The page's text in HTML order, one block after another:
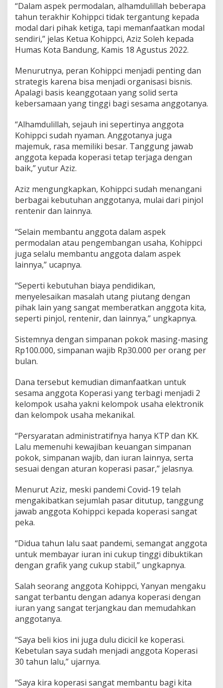
“Dalam aspek permodalan, alhamdulillah beberapa
tahun terakhir Kohippci tidak tergantung kepada
modal dari pihak ketiga, tapi memanfaatkan modal
sendiri,” jelas Ketua Kohippci, Aziz Soleh kepada
Humas Kota Bandung, Kamis 18 Agustus 2022.
Menurutnya, peran Kohippci menjadi penting dan
strategis karena bisa menjadi organisasi bisnis.
Apalagi basis keanggotaan yang solid serta
kebersamaan yang tinggi bagi sesama anggotanya.
“Alhamdulillah, sejauh ini sepertinya anggota
Kohippci sudah nyaman. Anggotanya juga
majemuk, rasa memiliki besar. Tanggung jawab
anggota kepada koperasi tetap terjaga dengan
baik,” yutur Aziz.
Aziz mengungkapkan, Kohippci sudah menangani
berbagai kebutuhan anggotanya, mulai dari pinjol
rentenir dan lainnya.
“Selain membantu anggota dalam aspek
permodalan atau pengembangan usaha, Kohippci
juga selalu membantu anggota dalam aspek
lainnya,” ucapnya.
“Seperti kebutuhan biaya pendidikan,
menyelesaikan masalah utang piutang dengan
pihak lain yang sangat memberatkan anggota kita,
seperti pinjol, rentenir, dan lainnya,” ungkapnya.
Sistemnya dengan simpanan pokok masing-masing
Rp100.000, simpanan wajib Rp30.000 per orang per
bulan.
Dana tersebut kemudian dimanfaatkan untuk
sesama anggota Koperasi yang terbagi menjadi 2
kelompok usaha yakni kelompok usaha elektronik
dan kelompok usaha mekanikal.
“Persyaratan administratifnya hanya KTP dan KK.
Lalu memenuhi kewajiban keuangan simpanan
pokok, simpanan wajib, dan iuran lainnya, serta
sesuai dengan aturan koperasi pasar,” jelasnya.
Menurut Aziz, meski pandemi Covid-19 telah
mengakibatkan sejumlah pasar ditutup, tanggung
jawab anggota Kohippci kepada koperasi sangat
peka.
“Didua tahun lalu saat pandemi, semangat anggota
untuk membayar iuran ini cukup tinggi dibuktikan
dengan grafik yang cukup stabil,” ungkapnya.
Salah seorang anggota Kohippci, Yanyan mengaku
sangat terbantu dengan adanya koperasi dengan
iuran yang sangat terjangkau dan memudahkan
anggotanya.
“Saya beli kios ini juga dulu dicicil ke koperasi.
Kebetulan saya sudah menjadi anggota Koperasi
30 tahun lalu,” ujarnya.
“Saya kira koperasi sangat membantu bagi kita